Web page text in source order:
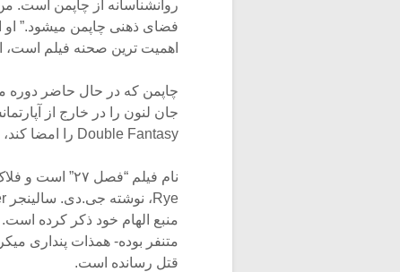
روانشناسانه از چاپمن است. من
فضای ذهنی چاپمن میشود.” او
اهمیت ترین صحنه فیلم است،
جان لنون را در خارج از
Double Fantasy را امضا کند، وی را با شلیک گلوله به قتل رساند.
منبع الهام خود ذکر کرده
متنفر بوده- همذات پنداری
قتل رسانده است.